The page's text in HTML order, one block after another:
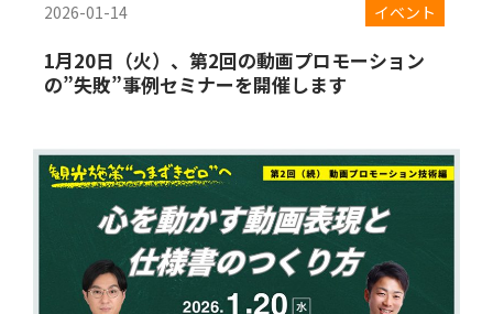
2026-01-14 イベント
1月20日（火）、第2回の動画プロモーション
の”失敗”事例セミナーを開催します